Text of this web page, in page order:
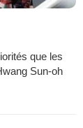
que les
Sun-oh